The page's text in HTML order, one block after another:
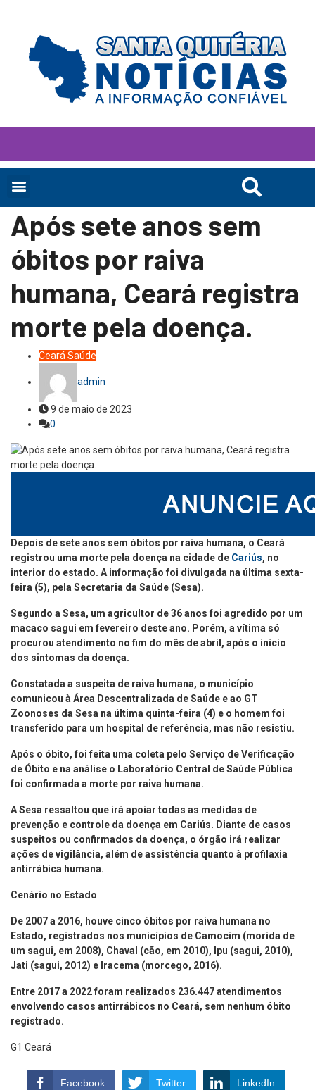
Após sete anos sem
óbitos por raiva
humana, Ceará registra
morte pela doença.
Ceará Saúde
admin
9 de maio de 2023
0
Depois de sete anos sem óbitos por raiva humana, o Ceará
registrou uma morte pela doença na cidade de Cariús, no
interior do estado. A informação foi divulgada na última sexta-
feira (5), pela Secretaria da Saúde (Sesa).
Segundo a Sesa, um agricultor de 36 anos foi agredido por um
macaco sagui em fevereiro deste ano. Porém, a vítima só
procurou atendimento no fim do mês de abril, após o início
dos sintomas da doença.
Constatada a suspeita de raiva humana, o município
comunicou à Área Descentralizada de Saúde e ao GT
Zoonoses da Sesa na última quinta-feira (4) e o homem foi
transferido para um hospital de referência, mas não resistiu.
Após o óbito, foi feita uma coleta pelo Serviço de Verificação
de Óbito e na análise o Laboratório Central de Saúde Pública
foi confirmada a morte por raiva humana.
A Sesa ressaltou que irá apoiar todas as medidas de
prevenção e controle da doença em Cariús. Diante de casos
suspeitos ou confirmados da doença, o órgão irá realizar
ações de vigilância, além de assistência quanto à profilaxia
antirrábica humana.
Cenário no Estado
De 2007 a 2016, houve cinco óbitos por raiva humana no
Estado, registrados nos municípios de Camocim (morida de
um sagui, em 2008), Chaval (cão, em 2010), Ipu (sagui, 2010),
Jati (sagui, 2012) e Iracema (morcego, 2016).
Entre 2017 a 2022 foram realizados 236.447 atendimentos
envolvendo casos antirrábicos no Ceará, sem nenhum óbito
registrado.
G1 Ceará
Facebook Twitter LinkedIn